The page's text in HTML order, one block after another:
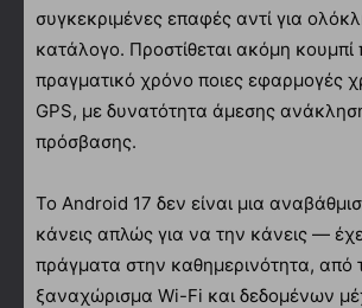
συγκεκριμένες επαφές αντί για
κατάλογο. Προστίθεται ακόμη κουμπί
πραγματικό χρόνο ποιες εφαρμογές
GPS, με δυνατότητα άμεσης
πρόσβασης.
Το Android 17 δεν είναι μια
κάνεις απλώς για να την κάνεις —
πράγματα στην καθημερινότητα, από
ξαναχώρισμα Wi-Fi και δεδομένων